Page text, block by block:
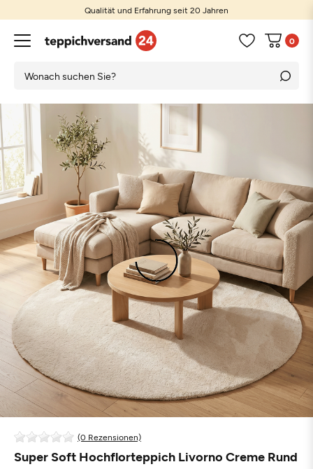
Qualität und Erfahrung seit 20 Jahren
0
(0 Rezensionen)
Super Soft Hochflorteppich Livorno Creme Rund